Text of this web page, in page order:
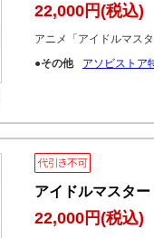
22,000円(税込)
アニメ「アイドルマス
●その他
アソビストア
アイドルマスタ
22,000円(税込)